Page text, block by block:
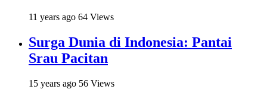
11 years ago 64 Views
Surga Dunia di Indonesia: Pantai
Srau Pacitan
15 years ago 56 Views